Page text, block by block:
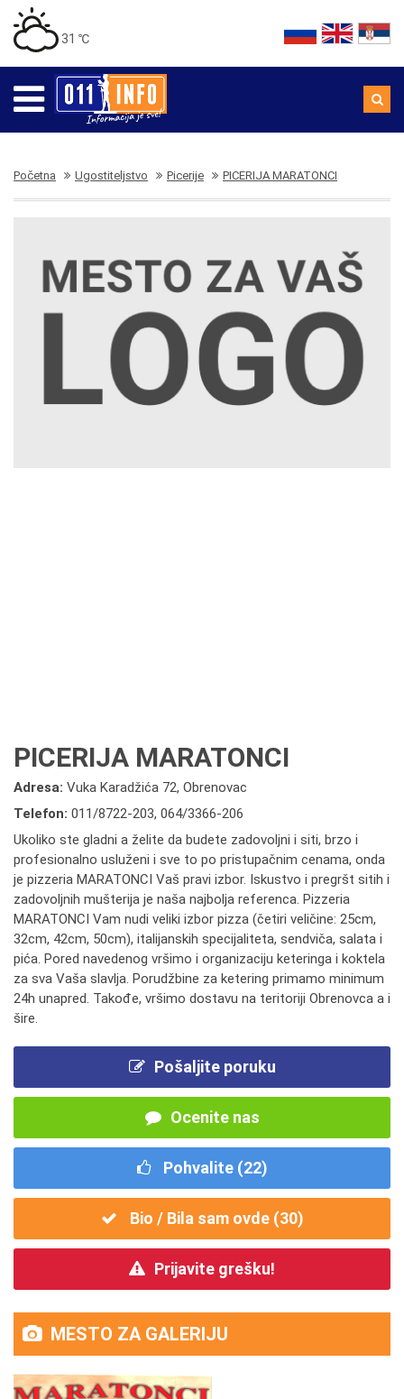
31 ℃
Početna Ugostiteljstvo Picerije PICERIJA MARATONCI
PICERIJA MARATONCI
Adresa: Vuka Karadžića 72, Obrenovac
Telefon: 011/8722-203, 064/3366-206
Ukoliko ste gladni a želite da budete zadovoljni i siti, brzo i
profesionalno usluženi i sve to po pristupačnim cenama, onda
je pizzeria MARATONCI Vaš pravi izbor. Iskustvo i pregršt sitih i
zadovoljnih mušterija je naša najbolja referenca. Pizzeria
MARATONCI Vam nudi veliki izbor pizza (četiri veličine: 25cm,
32cm, 42cm, 50cm), italijanskih specijaliteta, sendviča, salata i
pića. Pored navedenog vršimo i organizaciju keteringa i koktela
za sva Vaša slavlja. Porudžbine za ketering primamo minimum
24h unapred. Takođe, vršimo dostavu na teritoriji Obrenovca a i
šire.
Pošaljite poruku
Ocenite nas
Pohvalite (22)
Bio / Bila sam ovde (30)
Prijavite grešku!
MESTO ZA GALERIJU